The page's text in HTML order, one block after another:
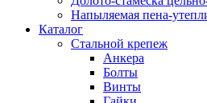
Напыляемая пена-
Каталог
Стальной крепеж
Анкера
Болты
Винты